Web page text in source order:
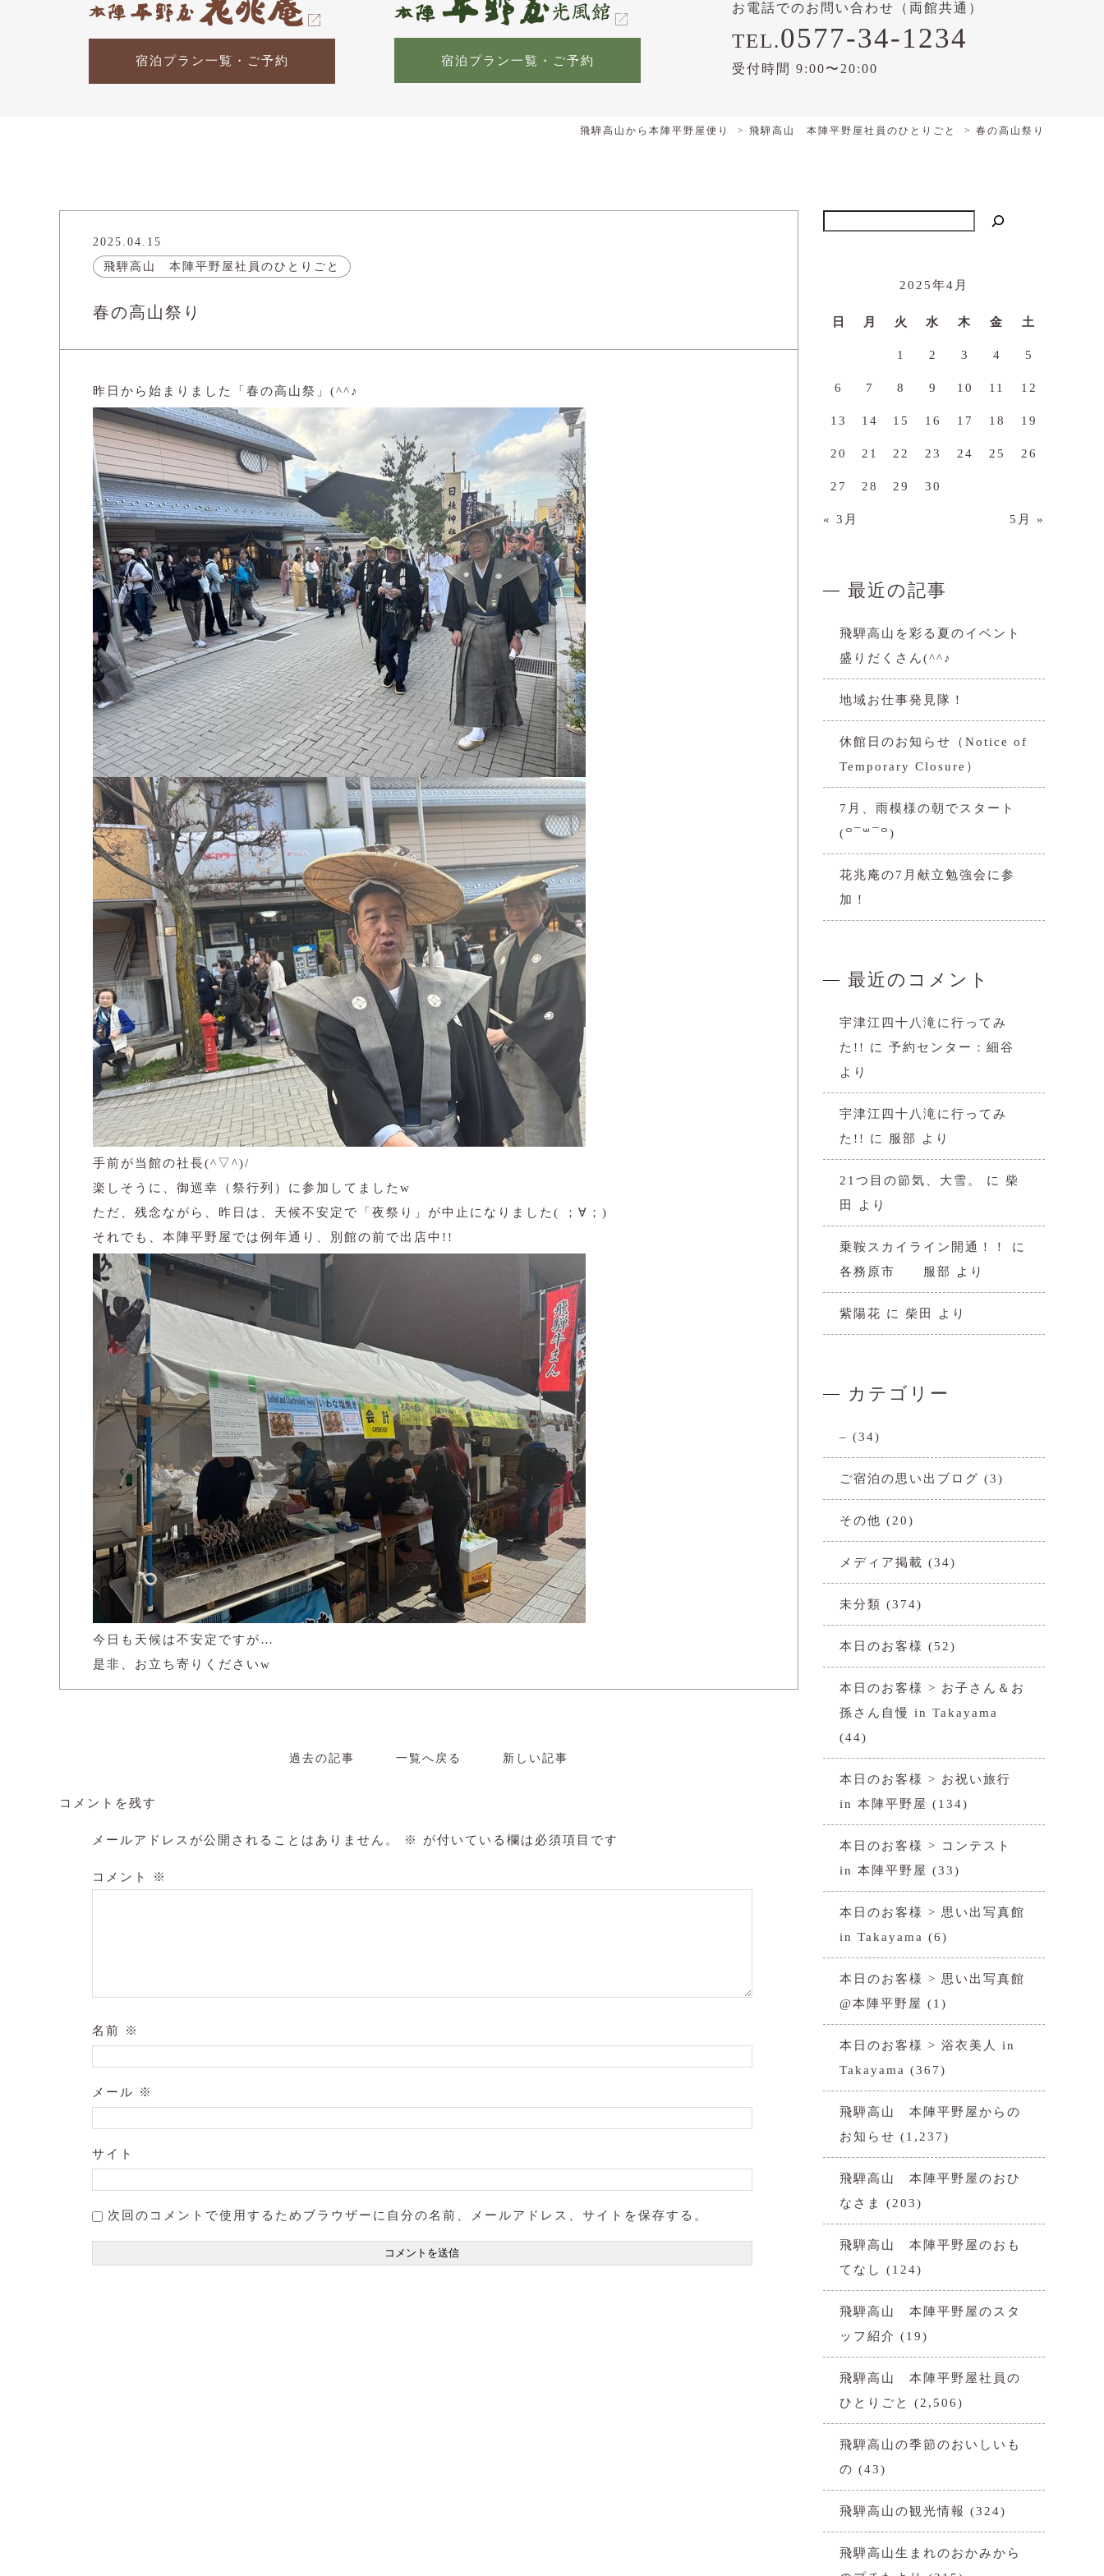
宿泊プラン一覧・ご予約 宿泊プラン一覧・ご予約
お電話でのお問い合わせ（両館共通）
TEL.0577-34-1234
受付時間 9:00〜20:00
飛騨高山から本陣平野屋便り 飛騨高山 本陣平野屋社員のひとりごと 春の高山祭り
2025.04.15
飛騨高山 本陣平野屋社員のひとりごと
春の高山祭り
昨日から始まりました「春の高山祭」(^^♪
手前が当館の社長(^▽^)/
楽しそうに、御巡幸（祭行列）に参加してましたw
ただ、残念ながら、昨日は、天候不安定で「夜祭り」が中止になりました( ；∀；)
それでも、本陣平野屋では例年通り、別館の前で出店中!!
今日も天候は不安定ですが…
是非、お立ち寄りくださいw
過去の記事 一覧へ戻る 新しい記事
コメントを残す
メールアドレスが公開されることはありません。 ※ が付いている欄は必須項目です
コメント ※
名前 ※
メール ※
サイト
次回のコメントで使用するためブラウザーに自分の名前、メールアドレス、サイトを保存する。
2025年4月
日 月 火 水 木 金 土
1 2 3 4 5
6 7 8 9 10 11 12
13 14 15 16 17 18 19
20 21 22 23 24 25 26
27 28 29 30
« 3月 5月 »
最近の記事
飛騨高山を彩る夏のイベント
盛りだくさん(^^♪
地域お仕事発見隊！
休館日のお知らせ（Notice of
Temporary Closure）
7月、雨模様の朝でスタート
(꒪¯꒳​¯꒪)
花兆庵の7月献立勉強会に参
加！
最近のコメント
宇津江四十八滝に行ってみ
た!!
に 予約センター：細谷
より
宇津江四十八滝に行ってみ
た!!
に 服部 より
21つ目の節気、大雪。 に 柴
田
より
乗鞍スカイライン開通！！
に
各務原市 服部
より
紫陽花 に 柴田 より
カテゴリー
– (34)
ご宿泊の思い出ブログ (3)
その他 (20)
メディア掲載 (34)
未分類 (374)
本日のお客様 (52)
本日のお客様 > お子さん＆お
孫さん自慢 in Takayama
(44)
本日のお客様 > お祝い旅行
in 本陣平野屋 (134)
本日のお客様 > コンテスト
in 本陣平野屋 (33)
本日のお客様 > 思い出写真館
in Takayama (6)
本日のお客様 > 思い出写真館
@本陣平野屋 (1)
本日のお客様 > 浴衣美人 in
Takayama (367)
飛騨高山 本陣平野屋からの
お知らせ (1,237)
飛騨高山 本陣平野屋のおひ
なさま
(203)
飛騨高山 本陣平野屋のおも
てなし
(124)
飛騨高山 本陣平野屋のスタ
ッフ紹介 (19)
飛騨高山 本陣平野屋社員の
ひとりごと
(2,506)
飛騨高山の季節のおいしいも
の (43)
飛騨高山の観光情報 (324)
飛騨高山生まれのおかみから